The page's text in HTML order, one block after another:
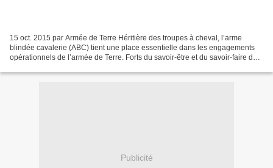
15 oct. 2015 par Armée de Terre Héritière des troupes à cheval, l’arme
blindée cavalerie (ABC) tient une place essentielle dans les engagements
opérationnels de l’armée de Terre. Forts du savoir-être et du savoir-faire du
Publicité